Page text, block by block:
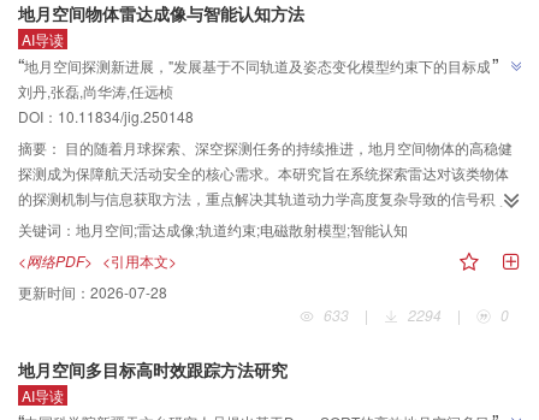
速、精准分辨。最后，将CNN方法与不同轨道族的CAR结合，建立轨道族的联
合判别机制，实现目标航迹的智能归属分析。结果仿真结果表明，在使用
DRO（distant retrograde orbit）卫星观测HaloL1、HaloL2等轨道的典型场景
中，所提出的CNN-CAR方法可使CAR面积减少50%，且对未知航迹的分类成
功率较单独使用CAR提升近一倍。结论所设计的算法实现了高鲁棒性的航迹分
类。该方法可为地月空间复杂轨道的智能识别、航迹关联与编目维持等任务提
供有效参考。
地月空间物体雷达成像与智能认知方法
AI导读
“地月空间探测新进展，"发展基于不同轨道及姿态变化模型约束下的目标成像与
智能认知方法，是实现地月空间物体高稳健探测的核心路径"，研究团队揭示了
轨道运动与雷达信号的耦合机制，为深空探测体系建设奠定了基础。
”
刘丹,张磊,尚华涛,任远桢
DOI： 10.11834/jig.250148
摘要： 目的随着月球探索、深空探测任务的持续推进，地月空间物体的高稳健
探测成为保障航天活动安全的核心需求。本研究旨在系统探索雷达对该类物体
的探测机制与信息获取方法，重点解决其轨道动力学高度复杂导致的信号积累
效率低与成像效果差等难题。方法首先，通过对地月空间典型轨道的分析，揭
示了不同轨道目标相对于雷达的径向距离与速度变化规律；其次，针对目标姿
态转动难以等效简化的关键问题，论述了融合轨道运动方程与电磁散射模型的
必要性，阐明运动约束模型是实现复杂条件下雷达成像处理的理论基础；最
后，基于雷达探测月面目标的典型场景，对比月面不同区域的雷达成像结果，
约束模型对成像性能提升的意义。结果不同轨道类型目标的径向运动特征存在
显著差异，这直接决定了雷达信号处理策略的选择；姿态与轨道的强耦合效应
关键词： 地月空间;雷达成像;轨道约束;电磁散射模型;智能认知
<网络PDF> <引用本文>
更新时间： 2026-07-28
633
| 2294 | 0
地月空间多目标高时效跟踪方法研究
AI导读